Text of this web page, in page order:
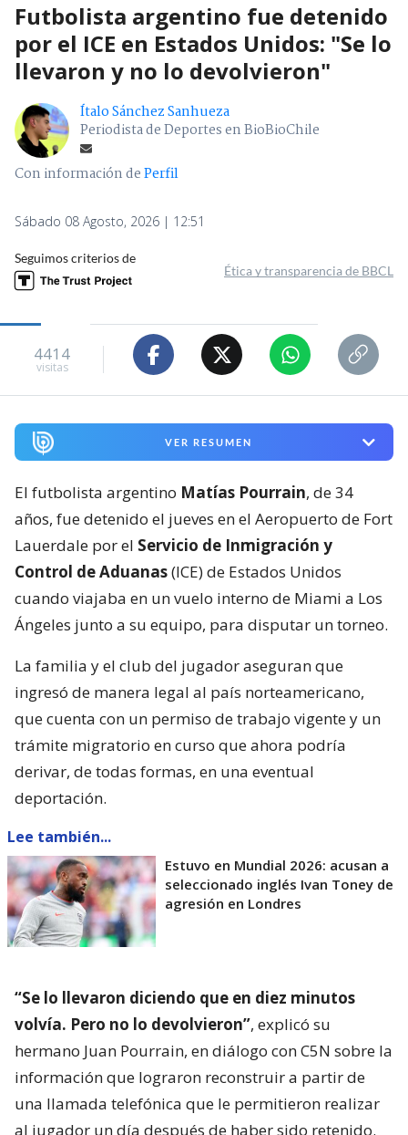
Futbolista argentino fue detenido
por el ICE en Estados Unidos: "Se lo
llevaron y no lo devolvieron"
Ítalo Sánchez Sanhueza
Periodista de Deportes en BioBioChile
Con información dePerfil
Sábado 08 Agosto, 2026 | 12:51
Seguimos criterios de
Ética y transparencia de BBCL
4414
visitas
VER RESUMEN
El futbolista argentino Matías Pourrain, de 34
años, fue detenido el jueves en el Aeropuerto de Fort
Lauerdale por el Servicio de Inmigración y
Control de Aduanas(ICE) de Estados Unidos
cuando viajaba en un vuelo interno de Miami a Los
Ángeles junto a su equipo, para disputar un torneo.
La familia y el club del jugador aseguran que
ingresó de manera legal al país norteamericano,
que cuenta con un permiso de trabajo vigente y un
trámite migratorio en curso que ahora podría
derivar, de todas formas, en una eventual
deportación.
Lee también...
Estuvo en Mundial 2026: acusan a
seleccionado inglés Ivan Toney de
agresión en Londres
“Se lo llevaron diciendo que en diez minutos
volvía. Pero no lo devolvieron”, explicó su
hermano Juan Pourrain, en diálogo con C5N sobre la
información que lograron reconstruir a partir de
una llamada telefónica que le permitieron realizar
al jugador un día después de haber sido retenido.